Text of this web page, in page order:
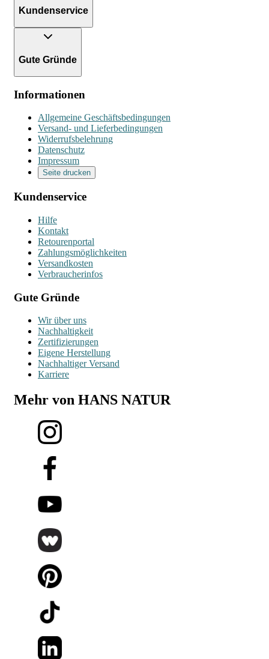
Kundenservice
Gute Gründe
Informationen
Allgemeine Geschäftsbedingungen
Versand- und Lieferbedingungen
Widerrufsbelehrung
Datenschutz
Impressum
Seite drucken
Kundenservice
Hilfe
Kontakt
Retourenportal
Zahlungsmöglichkeiten
Versandkosten
Verbraucherinfos
Gute Gründe
Wir über uns
Nachhaltigkeit
Zertifizierungen
Eigene Herstellung
Nachhaltiger Versand
Karriere
Mehr von HANS NATUR